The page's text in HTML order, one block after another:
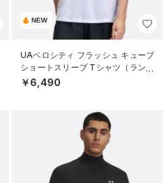
NEW
UAベロシティ フラッシュ キューブ
ショートスリーブ Tシャツ（ランニ
ング/MEN）
￥6,490